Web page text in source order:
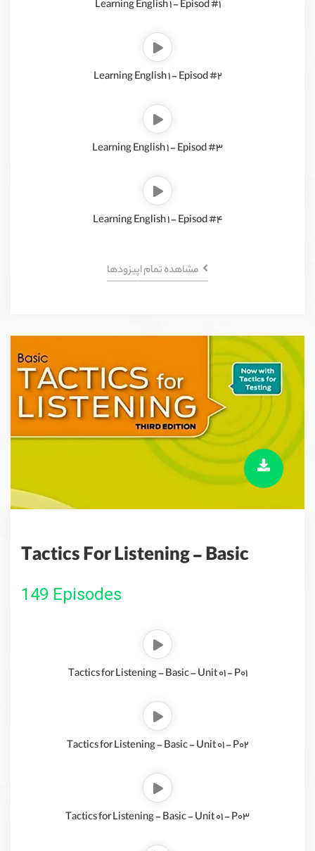
Learning English 1 - Episod #1
Learning English 1 - Episod #2
Learning English 1 - Episod #3
Learning English 1 - Episod #4
Tactics For Listening - Basic
149 Episodes
Tactics for Listening - Basic - Unit 01 - P01
Tactics for Listening - Basic - Unit 01 - P02
Tactics for Listening - Basic - Unit 01 - P03